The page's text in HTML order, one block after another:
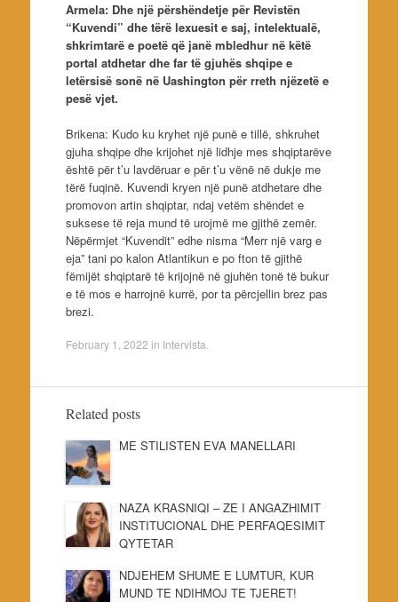
Armela: Dhe një përshëndetje për Revistën
“Kuvendi” dhe tërë lexuesit e saj, intelektualë,
shkrimtarë e poetë që janë mbledhur në këtë
portal atdhetar dhe far të gjuhës shqipe e
letërsisë sonë në Uashington për rreth njëzetë e
pesë vjet.
Brikena: Kudo ku kryhet një punë e tillë, shkruhet
gjuha shqipe dhe krijohet një lidhje mes shqiptarëve
është për t’u lavdëruar e për t’u vënë në dukje me
tërë fuqinë. Kuvendi kryen një punë atdhetare dhe
promovon artin shqiptar, ndaj vetëm shëndet e
suksese të reja mund të urojmë me gjithë zemër.
Nëpërmjet “Kuvendit” edhe nisma “Merr një varg e
eja” tani po kalon Atlantikun e po fton të gjithë
fëmijët shqiptarë të krijojnë në gjuhën tonë të bukur
e të mos e harrojnë kurrë, por ta përcjellin brez pas
brezi.
February 1, 2022 in Intervista
Related posts
ME STILISTEN EVA MANELLARI
NAZA KRASNIQI – ZE I ANGAZHIMIT
INSTITUCIONAL DHE PERFAQESIMIT
QYTETAR
NDJEHEM SHUME E LUMTUR, KUR
MUND TE NDIHMOJ TE TJERET!